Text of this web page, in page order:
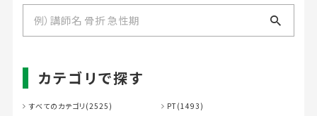
カテゴリで探す
すべてのカテゴリ(2525)
PT(1493)